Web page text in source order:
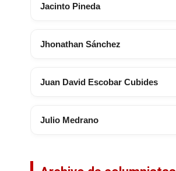
Jacinto Pineda
Jhonathan Sánchez
Juan David Escobar Cubides
Julio Medrano